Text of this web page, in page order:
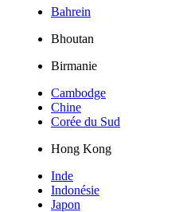
Bahrein
Bhoutan
Birmanie
Cambodge
Chine
Corée du Sud
Hong Kong
Inde
Indonésie
Japon